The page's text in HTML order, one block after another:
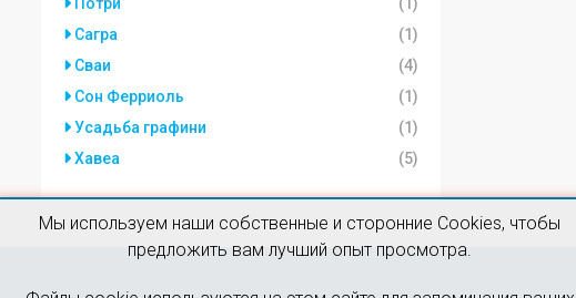
Мы используем наши собственные и сторонние Cookies, чтобы
предложить вам лучший опыт просмотра.
Сагра
(1)
Сваи
(4)
Сон Ферриоль
(1)
Усадьба графини
(1)
Хавеа
(5)